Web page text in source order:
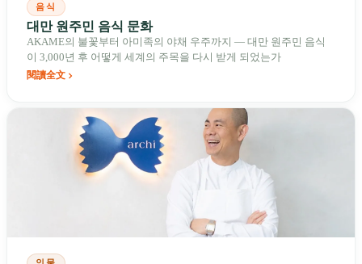
음식
대만 원주민 음식 문화
AKAME의 불꽃부터 아미족의 야채 우주까지 — 대만 원주민 음식
이 3,000년 후 어떻게 세계의 주목을 다시 받게 되었는가
閱讀全文